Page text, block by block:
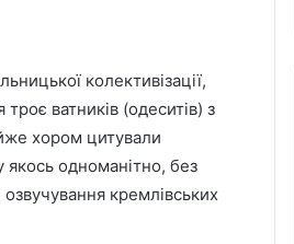
колективізації,
ватників (одеситів) з
хором цитували
одноманітно, без
кремлівських